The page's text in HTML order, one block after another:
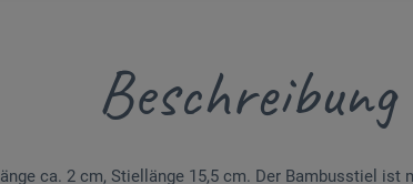
Beschreibung
ca. 2 cm, Stiellänge 15,5 cm. Der Bambusstiel ist